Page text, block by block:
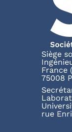
Siège
France
75008
rue